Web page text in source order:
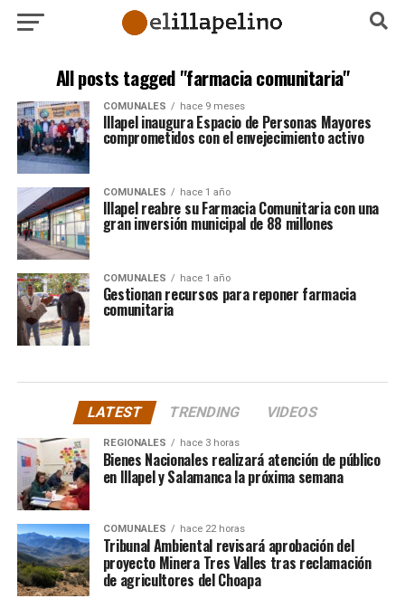
All posts tagged "farmacia comunitaria"
COMUNALES hace 9 meses
Illapel inaugura Espacio de Personas Mayores
comprometidos con el envejecimiento activo
COMUNALES hace 1 año
Illapel reabre su Farmacia Comunitaria con una
gran inversión municipal de 88 millones
COMUNALES hace 1 año
Gestionan recursos para reponer farmacia
comunitaria
LATEST TRENDING VIDEOS
REGIONALES hace 3 horas
Bienes Nacionales realizará atención de público
en Illapel y Salamanca la próxima semana
COMUNALES hace 22 horas
Tribunal Ambiental revisará aprobación del
proyecto Minera Tres Valles tras reclamación
de agricultores del Choapa